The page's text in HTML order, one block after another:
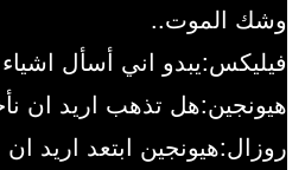
وشك الموت..
فيليكس:يبدو اني أسأل
هيونجين:هل تذهب اريد ان
روزال:هيونجين ابتعد اريد